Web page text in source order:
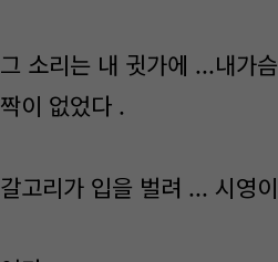
그 소리는 내 귓가에 ...내가
짝이 없었다 .
갈고리가 입을 벌려 ... 시영